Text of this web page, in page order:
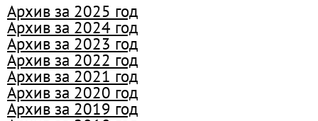
Архив за 2025 год
Архив за 2024 год
Архив за 2023 год
Архив за 2022 год
Архив за 2021 год
Архив за 2020 год
Архив за 2019 год